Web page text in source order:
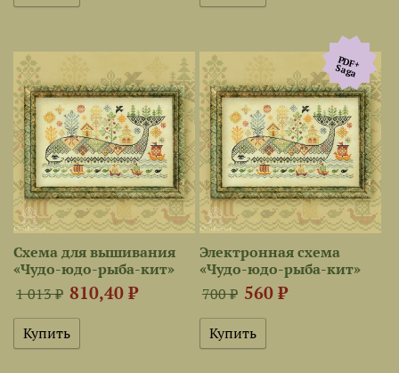
Схема для вышивания
«Чудо-юдо-рыба-кит»
1 013 ₽ 810,40 ₽
PDF+
Saga
Электронная схема
«Чудо-юдо-рыба-кит»
700 ₽ 560 ₽